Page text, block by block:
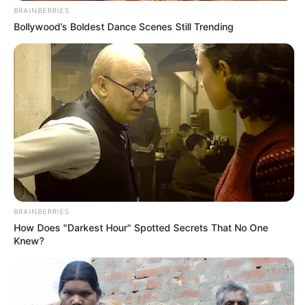
BRAINBERRIES
Bollywood’s Boldest Dance Scenes Still Trending
BRAINBERRIES
How Does "Darkest Hour" Spotted Secrets That No One
Knew?